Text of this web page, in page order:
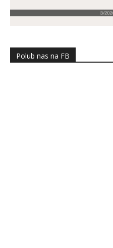
Polub nas na FB